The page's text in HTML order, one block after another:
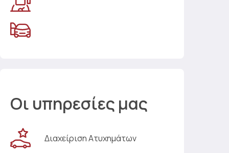
Οι υπηρεσίες μας
Διαχείριση Ατυχημάτων